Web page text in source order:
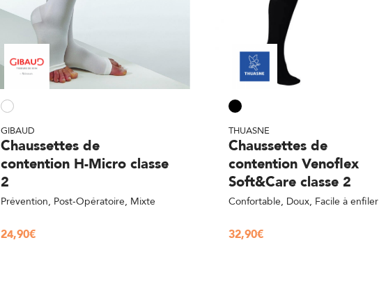
GIBAUD
Chaussettes de
contention H-Micro classe
2
Prévention, Post-Opératoire, Mixte
24,90€
THUASNE
Chaussettes de
contention Venoflex
Soft&Care classe 2
Confortable, Doux, Facile à enfiler
32,90€